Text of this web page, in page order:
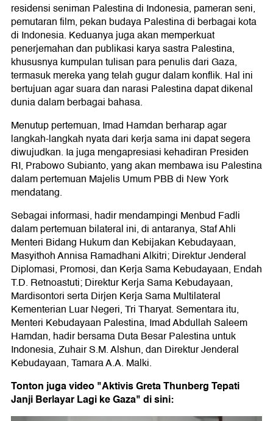
residensi seniman Palestina di Indonesia, pameran seni,
pemutaran film, pekan budaya Palestina di berbagai kota
di Indonesia. Keduanya juga akan memperkuat
penerjemahan dan publikasi karya sastra Palestina,
khususnya kumpulan tulisan para penulis dari Gaza,
termasuk mereka yang telah gugur dalam konflik. Hal ini
bertujuan agar suara dan narasi Palestina dapat dikenal
dunia dalam berbagai bahasa.
Menutup pertemuan, Imad Hamdan berharap agar
langkah-langkah nyata dari kerja sama ini dapat segera
diwujudkan. Ia juga mengapresiasi kehadiran Presiden
RI, Prabowo Subianto, yang akan membawa isu Palestina
dalam pertemuan Majelis Umum PBB di New York
mendatang.
Sebagai informasi, hadir mendampingi Menbud Fadli
dalam pertemuan bilateral ini, di antaranya, Staf Ahli
Menteri Bidang Hukum dan Kebijakan Kebudayaan,
Masyithoh Annisa Ramadhani Alkitri; Direktur Jenderal
Diplomasi, Promosi, dan Kerja Sama Kebudayaan, Endah
T.D. Retnoastuti; Direktur Kerja Sama Kebudayaan,
Mardisontori serta ⁠Dirjen Kerja Sama Multilateral
Kementerian Luar Negeri, Tri Tharyat. Sementara itu,
Menteri Kebudayaan Palestina, Imad Abdullah Saleem
Hamdan, hadir bersama Duta Besar Palestina untuk
Indonesia, Zuhair S.M. Alshun, dan Direktur Jenderal
Kebudayaan, Tamara A.A. Malki.
Tonton juga video "Aktivis Greta Thunberg Tepati
Janji Berlayar Lagi ke Gaza" di sini: